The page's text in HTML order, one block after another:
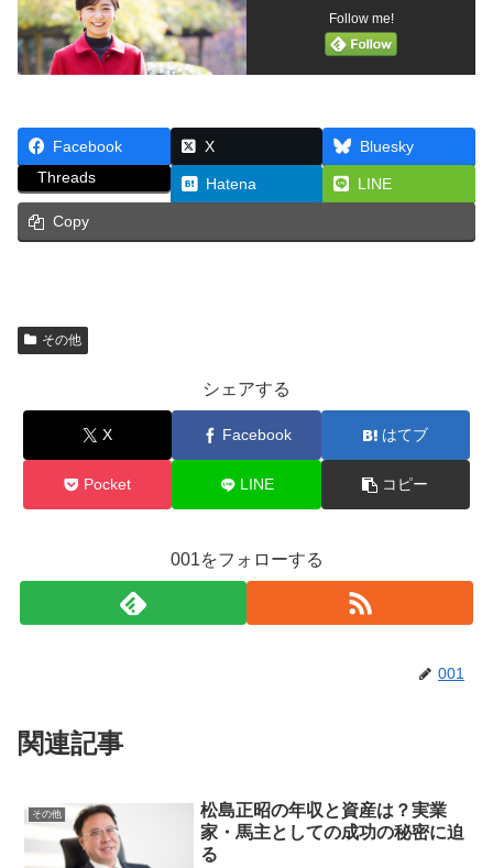
Follow me!
Facebook X
Bluesky
Threads
Hatena LINE
Copy
その他
シェアする
X Facebook はてブ
Pocket LINE コピー
001をフォローする
001
関連記事
その他
松島正昭の年収と資産は？実業
家・馬主としての成功の秘密に迫
る